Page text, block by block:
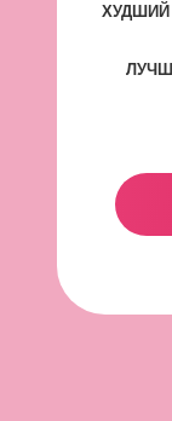
ХУДШИЙ